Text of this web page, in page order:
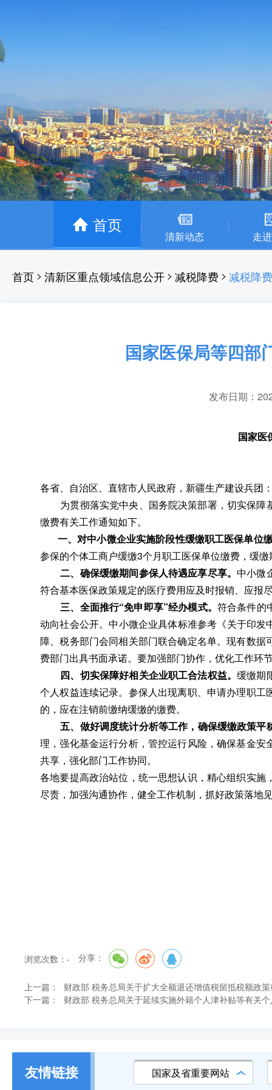
首页
清新动态 走
首页 > 清新区重点领域信息公开 > 减税降费 > 减税降费
国家医保局等四部
发布日期：
国家医
各省、自治区、直辖市人民政府 ， 新疆生产建设兵团
为贯彻落实党中央、国务院决策部署， 切实保障
缴费有关工作通知如下。
一、对中小微企业实施阶段性缓缴职工医保单位
参保的个体工商户缓缴3个月职工医保单位缴费 ， 缓缴
二、确保缓缴期间参保人待遇应享尽享。中小微
符合基本医保政策规定的医疗费用应及时报销、应报
三、全面推行“免申即享”经办模式。 符合条件的
动向社会公开。中小微企业具体标准参考《关于印
障、税务部门会同相关部门联合确定名单。现有数据
费部门出具书面承诺。 要加强部门协作，优化工作环
四、切实保障好相关企业职工合法权益。缓缴期
个人权益连续记录。 参保人出现离职、申请办理职工
的，应在注销前缴纳缓缴的缴费。
五、做好调度统计分析等工作， 确保缓缴政策平
理，强化基金运行分析， 管控运行风险，确保基金安
共享 ， 强化部门工作协同。
各地要提高政治站位 ， 统一思想认识，精心组织实施
尽责 ， 加强沟通协作，健全工作机制 ， 抓好政策落地
浏览次数： - 分享：
上一篇：
财政部 税务总局关于扩大全额退还增值税留抵税额政
下一篇：
财政部 税务总局关于延续实施外籍个人津补贴等有关
友情链接 国家及省重要网站